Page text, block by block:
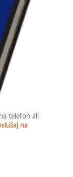
telefon ali
na